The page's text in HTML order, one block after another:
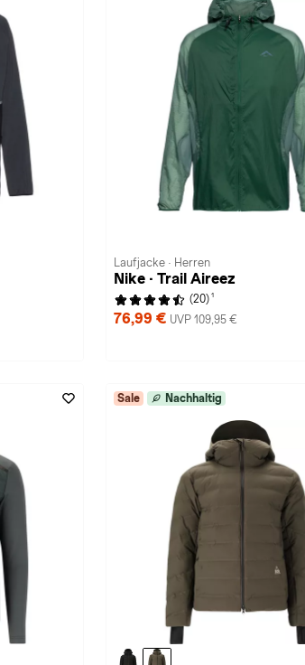
Laufjacke · Herren
Nike · Trail Aireez
(20) 1
76,99 € UVP 109,95 €
Sale Nachhaltig